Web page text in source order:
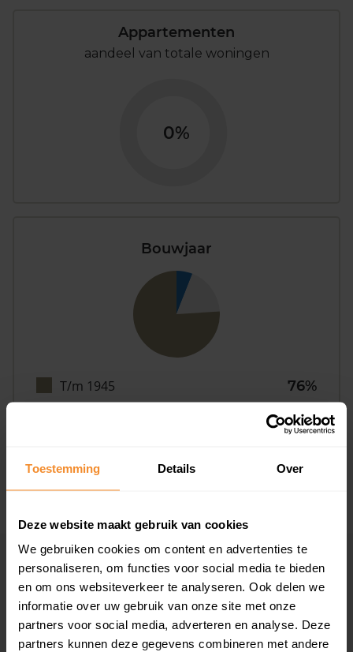
Toestemming Details Over
Deze website maakt gebruik van cookies
We gebruiken cookies om content en advertenties te
personaliseren, om functies voor social media te bieden
en om ons websiteverkeer te analyseren. Ook delen we
informatie over uw gebruik van onze site met onze
partners voor social media, adverteren en analyse. Deze
partners kunnen deze gegevens combineren met andere
Appartementen
aandeel van totale woningen
0%
Bouwjaar
T/m 1945
76%
18%
2008 of later
0%
Inwoners
Type huishoudens